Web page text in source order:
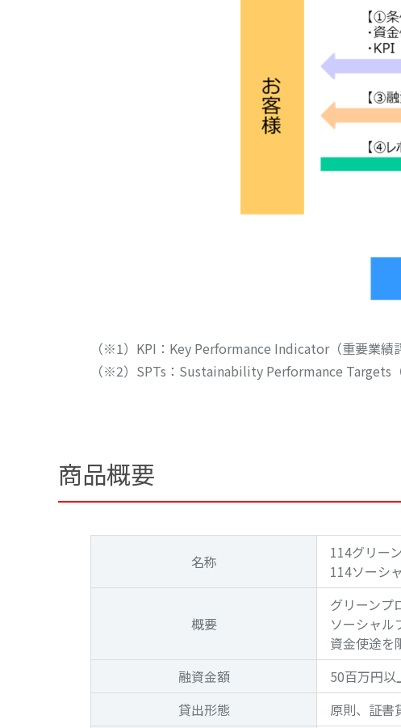
（※1）KPI：Key Performance Indicator（重要業績
（※2）SPTs：Sustainability Performance Targets
商品概要
名称
114グリー
114ソーシ
概要
グリーンプ
ソーシャ
資金使途を
融資金額
50百万円以
貸出形態
原則、証書